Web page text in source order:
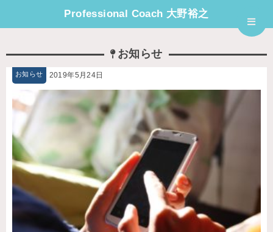
Professional Coach 大野裕之
お知らせ
お知らせ 2019年5月24日